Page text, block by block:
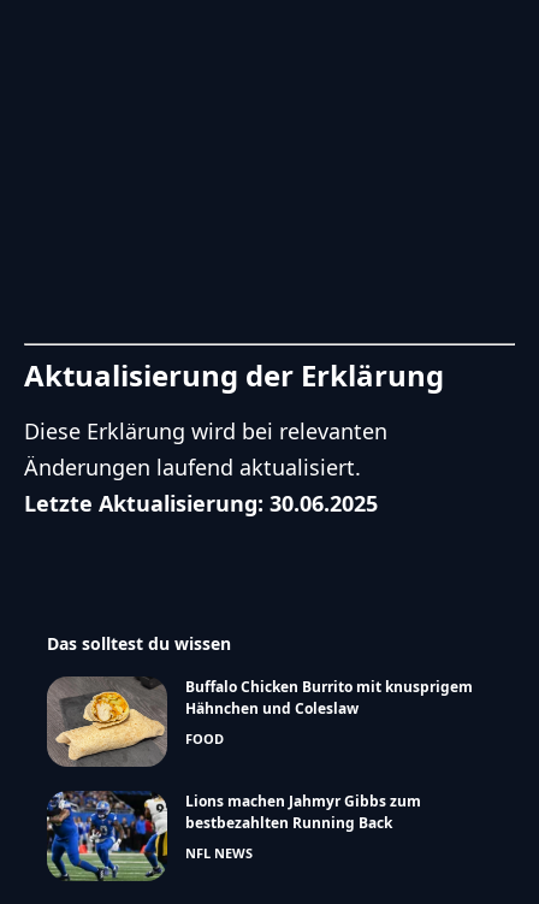
Aktualisierung der Erklärung
Diese Erklärung wird bei relevanten
Änderungen laufend aktualisiert.
Letzte Aktualisierung: 30.06.2025
Das solltest du wissen
Buffalo Chicken Burrito mit knusprigem
Hähnchen und Coleslaw
FOOD
Lions machen Jahmyr Gibbs zum
bestbezahlten Running Back
NFL NEWS